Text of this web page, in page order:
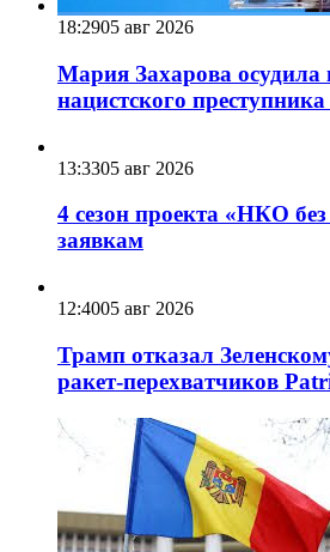
18:2905 авг 2026
Мария Захарова осудила
нацистского
13:3305 авг 2026
4 сезон проекта «НКО
заявкам
12:4005 авг 2026
Трамп отказал
ракет-перехватчиков